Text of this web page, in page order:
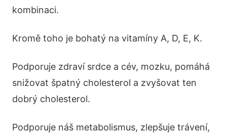
kombinaci.
Kromě toho je bohatý na vitamíny A, D, E, K.
Podporuje zdraví srdce a cév, mozku, pomáhá
snižovat špatný cholesterol a zvyšovat ten
dobrý cholesterol.
Podporuje náš metabolismus, zlepšuje trávení,